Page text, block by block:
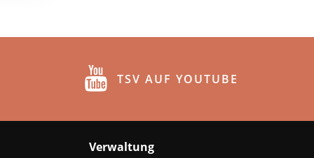
TSV AUF YOUTUBE
Verwaltung